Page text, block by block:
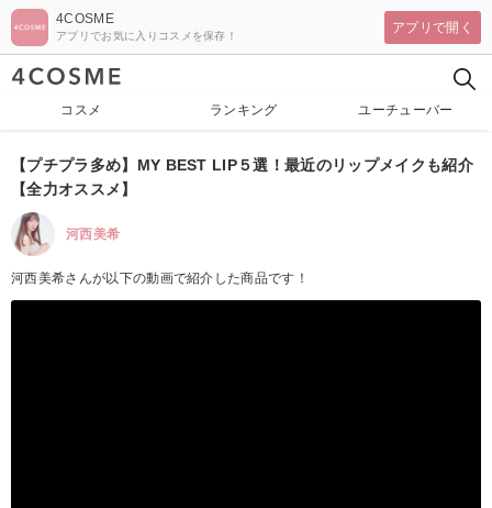
4COSME
アプリでお気に入りコスメを保存！
アプリで開く
コスメ ランキング ユーチューバー
【プチプラ多め】MY BEST LIP５選！最近のリップメイクも紹介
【全力オススメ】
河西美希
河西美希さんが以下の動画で紹介した商品です！